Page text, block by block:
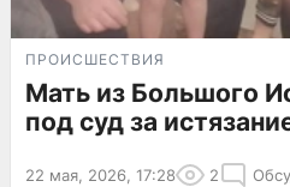
ПРОИСШЕСТВИЯ
Мать из Большого
под суд за
22 мая, 2026, 17:28 2